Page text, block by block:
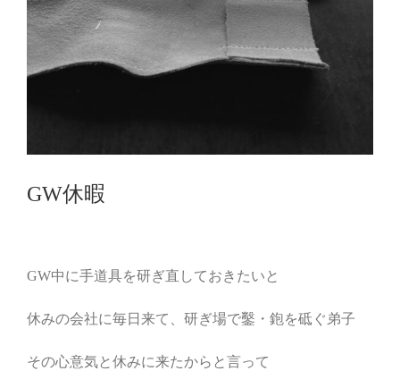
GW休暇
GW中に手道具を研ぎ直しておきたいと
休みの会社に毎日来て、研ぎ場で鑿・鉋を砥ぐ弟子
その心意気と休みに来たからと言って